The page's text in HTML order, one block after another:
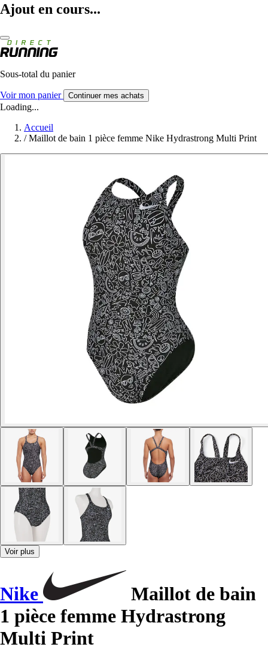
Ajout en cours...
Sous-total du panier
Voir mon panier Continuer mes achats
Loading...
Accueil
/ Maillot de bain 1 pièce femme Nike Hydrastrong Multi Print
Voir plus
Nike
Maillot de bain
1 pièce femme Hydrastrong
Multi Print